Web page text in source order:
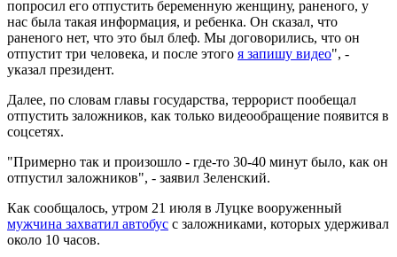
попросил его отпустить беременную женщину, раненого, у
нас была такая информация, и ребенка. Он сказал, что
раненого нет, что это был блеф. Мы договорились, что он
отпустит три человека, и после этого я запишу видео", -
указал президент.
Далее, по словам главы государства, террорист пообещал
отпустить заложников, как только видеообращение появится в
соцсетях.
"Примерно так и произошло - где-то 30-40 минут было, как он
отпустил заложников", - заявил Зеленский.
Как сообщалось, утром 21 июля в Луцке вооруженный
мужчина захватил автобус с заложниками, которых удерживал
около 10 часов.